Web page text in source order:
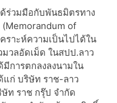
ร่วมมือกับพันธมิตรทาง
of
ราะห์ความเป็นไปได้ใน
มวลอัดเม็ด ในสปป.ลาว
การตกลงลงนามใน
ก่ บริษัท ราช-ลาว
ท ราช กรุ๊ป จำกัด